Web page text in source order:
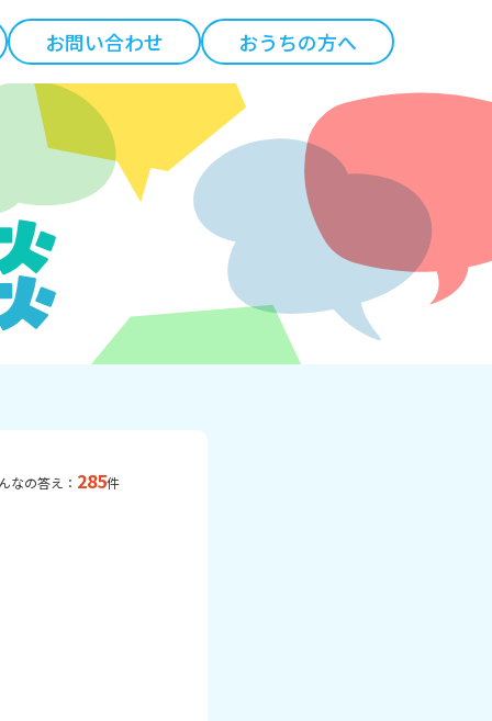
お問い合わせ おうちの方へ
なの答え： 285件